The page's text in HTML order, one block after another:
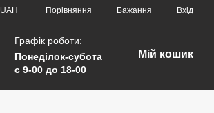
UAH Порівняння Бажання Вхід
Графік роботи:
Понеділок-субота
с 9-00 до 18-00
Мій кошик